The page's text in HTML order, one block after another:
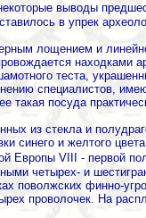
выводы
в упрек
лощением и
находками
теста,
специалистов,
такая посуда
из стекла и
синего и желтого
Европы VIII - первой
четырех- и
поволжских финно-
проволочек. На